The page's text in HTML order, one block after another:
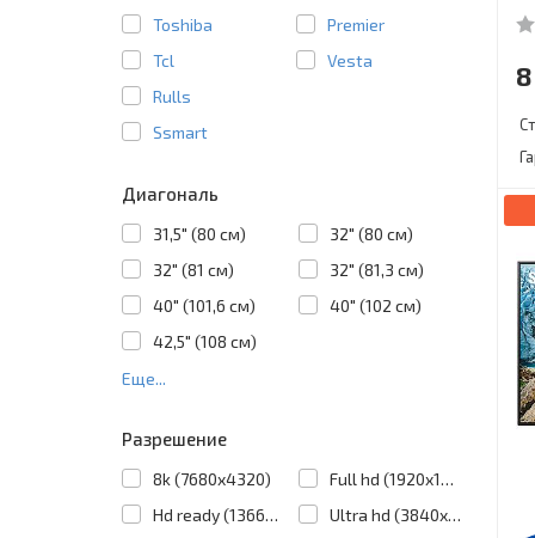
Toshiba
Premier
Tcl
Vesta
Rulls
Ssmart
Диагональ
31,5" (80 см)
32" (80 см)
32" (81 см)
32" (81,3 см)
40" (101,6 см)
40" (102 см)
42,5" (108 см)
Еще...
Разрешение
8k (7680x4320)
Full hd (1920x1080)
Hd ready (1366x768)
Ultra hd (3840x2160)